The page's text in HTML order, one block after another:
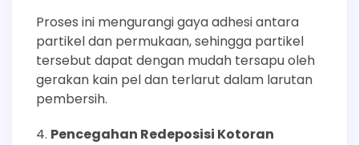
Proses ini mengurangi gaya adhesi antara
partikel dan permukaan, sehingga partikel
tersebut dapat dengan mudah tersapu oleh
gerakan kain pel dan terlarut dalam larutan
pembersih.
Pencegahan Redeposisi Kotoran